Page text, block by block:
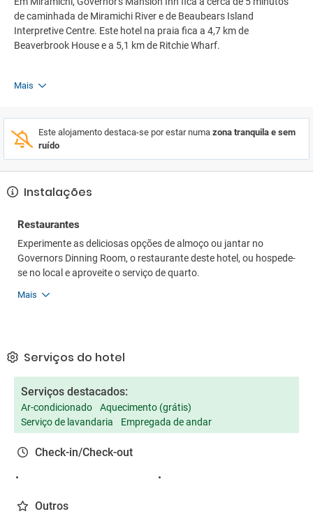
de caminhada de Miramichi River e de Beaubears Island
Interpretive Centre. Este hotel na praia fica a 4,7 km de
Beaverbrook House e a 5,1 km de Ritchie Wharf.
Mais
Este alojamento destaca-se por estar numa zona tranquila e sem
ruído
Instalações
Restaurantes
Experimente as deliciosas opções de almoço ou jantar no
Governors Dinning Room, o restaurante deste hotel, ou hospede-
se no local e aproveite o serviço de quarto.
Mais
Serviços do hotel
Serviços destacados:
Ar-condicionado
Aquecimento (grátis)
Serviço de lavandaria
Empregada de andar
Check-in/Check-out
Outros